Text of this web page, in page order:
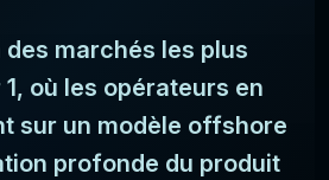
marchés les plus
où les opérateurs en
sur un modèle offshore
profonde du produit